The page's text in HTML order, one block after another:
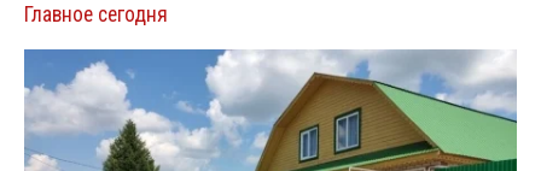
Главное сегодня